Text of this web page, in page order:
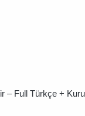
– Full Türkçe +